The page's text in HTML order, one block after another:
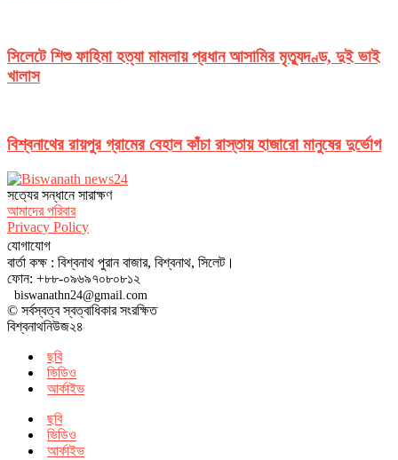
সিলেটে শিশু ফাহিমা হত্যা মামলায় প্রধান আসামির মৃত্যুদণ্ড, দুই ভাই
খালাস
বিশ্বনাথের রায়পুর গ্রামের বেহাল কাঁচা রাস্তায় হাজারো মানুষের দুর্ভোগ
সত‌্যের সন্ধানে সারাক্ষণ
আমাদের পরিবার
Privacy Policy
যোগাযোগ
বার্তা কক্ষ : বিশ্বনাথ পুরান বাজার, বিশ্বনাথ, সিলেট।
ফোন: +৮৮-০৯৬৯৭০৮০৮১২
biswanathn24@gmail.com
© সর্বস্বত্ব স্বত্বাধিকার সংরক্ষিত
বিশ্বনাথনিউজ২৪
ছবি
ভিডিও
আর্কাইভ
ছবি
ভিডিও
আর্কাইভ